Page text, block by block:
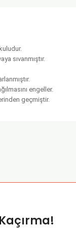
sıvanmıştır.
engeller.
geçmiştir.